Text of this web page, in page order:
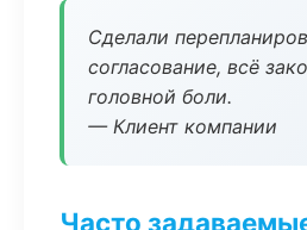
Сделали
согласование, всё
головной боли.
— Клиент компании
Часто